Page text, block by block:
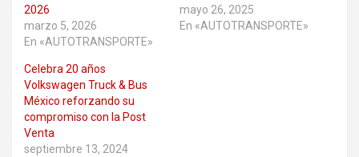
2026
marzo 5, 2026
En «AUTOTRANSPORTE»
mayo 26, 2025
En «AUTOTRANSPORTE»
Celebra 20 años
Volkswagen Truck & Bus
México reforzando su
compromiso con la Post
Venta
septiembre 13, 2024